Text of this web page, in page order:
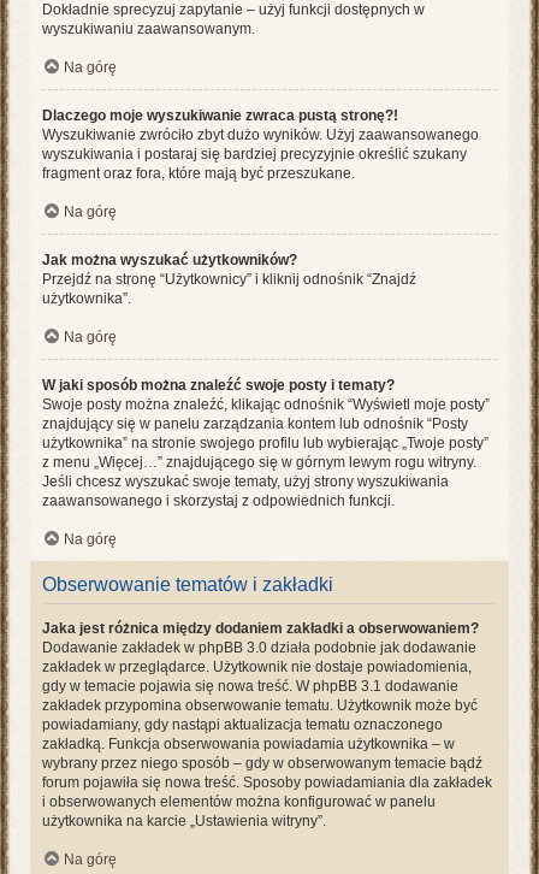
Dokładnie sprecyzuj zapytanie – użyj funkcji dostępnych w
wyszukiwaniu zaawansowanym.
Na górę
Dlaczego moje wyszukiwanie zwraca pustą stronę?!
Wyszukiwanie zwróciło zbyt dużo wyników. Użyj zaawansowanego
wyszukiwania i postaraj się bardziej precyzyjnie określić szukany
fragment oraz fora, które mają być przeszukane.
Na górę
Jak można wyszukać użytkowników?
Przejdź na stronę “Użytkownicy” i kliknij odnośnik “Znajdź
użytkownika”.
Na górę
W jaki sposób można znaleźć swoje posty i tematy?
Swoje posty można znaleźć, klikając odnośnik “Wyświetl moje posty”
znajdujący się w panelu zarządzania kontem lub odnośnik “Posty
użytkownika” na stronie swojego profilu lub wybierając „Twoje posty”
z menu „Więcej…” znajdującego się w górnym lewym rogu witryny.
Jeśli chcesz wyszukać swoje tematy, użyj strony wyszukiwania
zaawansowanego i skorzystaj z odpowiednich funkcji.
Na górę
Obserwowanie tematów i zakładki
Jaka jest różnica między dodaniem zakładki a obserwowaniem?
Dodawanie zakładek w phpBB 3.0 działa podobnie jak dodawanie
zakładek w przeglądarce. Użytkownik nie dostaje powiadomienia,
gdy w temacie pojawia się nowa treść. W phpBB 3.1 dodawanie
zakładek przypomina obserwowanie tematu. Użytkownik może być
powiadamiany, gdy nastąpi aktualizacja tematu oznaczonego
zakładką. Funkcja obserwowania powiadamia użytkownika – w
wybrany przez niego sposób – gdy w obserwowanym temacie bądź
forum pojawiła się nowa treść. Sposoby powiadamiania dla zakładek
i obserwowanych elementów można konfigurować w panelu
użytkownika na karcie „Ustawienia witryny”.
Na górę